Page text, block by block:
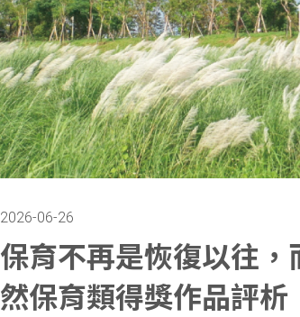
2026-06-26
保育不再是恢復以往
然保育類得獎作品評析